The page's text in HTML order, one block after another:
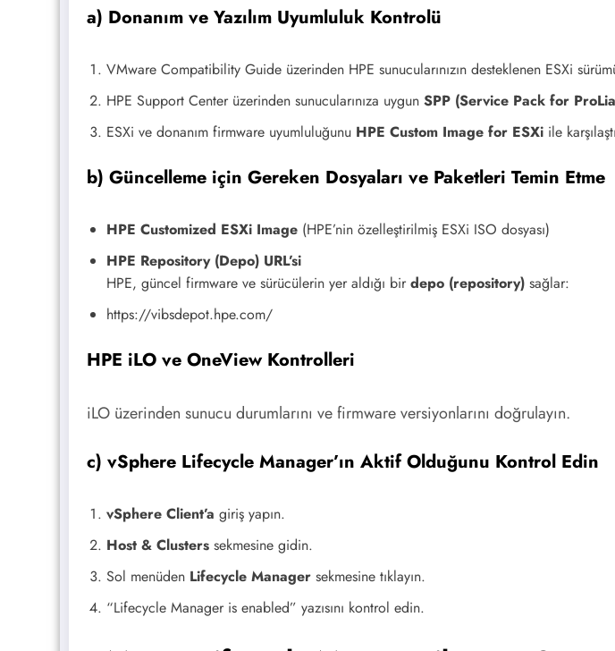
a) Donanım ve Yazılım Uyumluluk Kontrolü
VMware Compatibility Guide üzerinden HPE sunucularınızın desteklenen ESXi
HPE Support Center üzerinden sunucularınıza uygun SPP (Service Pack for
ESXi ve donanım firmware uyumluluğunu HPE Custom Image for ESXi ile
b) Güncelleme için Gereken Dosyaları ve Paketleri Temin Etme
HPE Customized ESXi Image (HPE’nin özelleştirilmiş ESXi ISO dosyası)
HPE Repository (Depo) URL’si
HPE, güncel firmware ve sürücülerin yer aldığı bir depo (repository) sağlar:
https://vibsdepot.hpe.com/
HPE iLO ve OneView Kontrolleri
iLO üzerinden sunucu durumlarını ve firmware versiyonlarını doğrulayın.
c) vSphere Lifecycle Manager’ın Aktif Olduğunu Kontrol Edin
vSphere Client’a giriş yapın.
Host & Clusters sekmesine gidin.
Sol menüden Lifecycle Manager sekmesine tıklayın.
“Lifecycle Manager is enabled” yazısını kontrol edin.